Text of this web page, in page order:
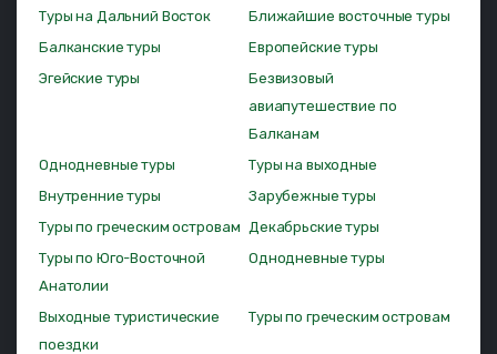
Туры на Дальний Восток
Ближайшие восточные туры
Балканские туры
Европейские туры
Эгейские туры
Безвизовый
авиапутешествие по
Балканам
Однодневные туры
Туры на выходные
Внутренние туры
Зарубежные туры
Туры по греческим островам
Декабрьские туры
Туры по Юго-Восточной
Анатолии
Однодневные туры
Выходные туристические
поездки
Туры по греческим островам